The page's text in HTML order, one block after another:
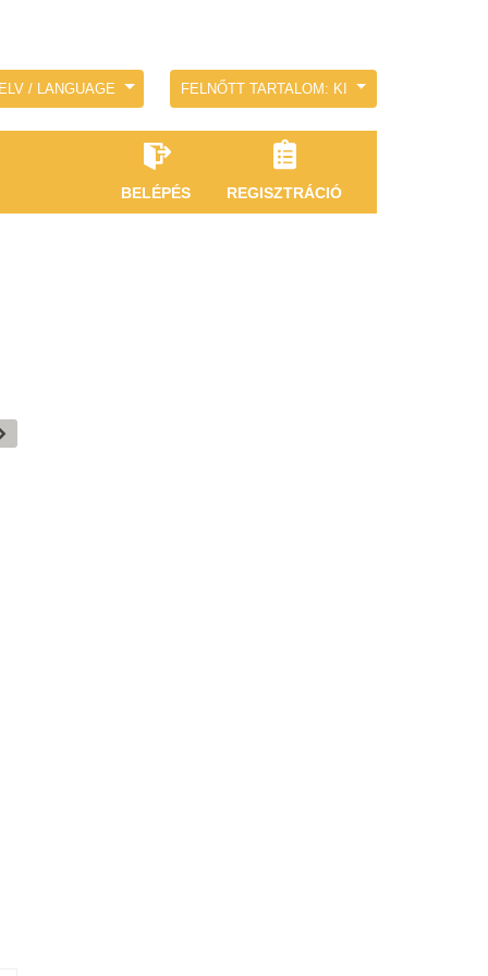
/ LANGUAGE FELNŐTT TARTALOM: KI
BELÉPÉS REGISZTRÁCIÓ